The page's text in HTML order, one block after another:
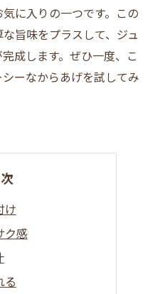
に入りの一つです。この
旨味をプラスして、ジュ
成します。ぜひ一度、こ
ーなからあげを試してみ
け
ク感
る